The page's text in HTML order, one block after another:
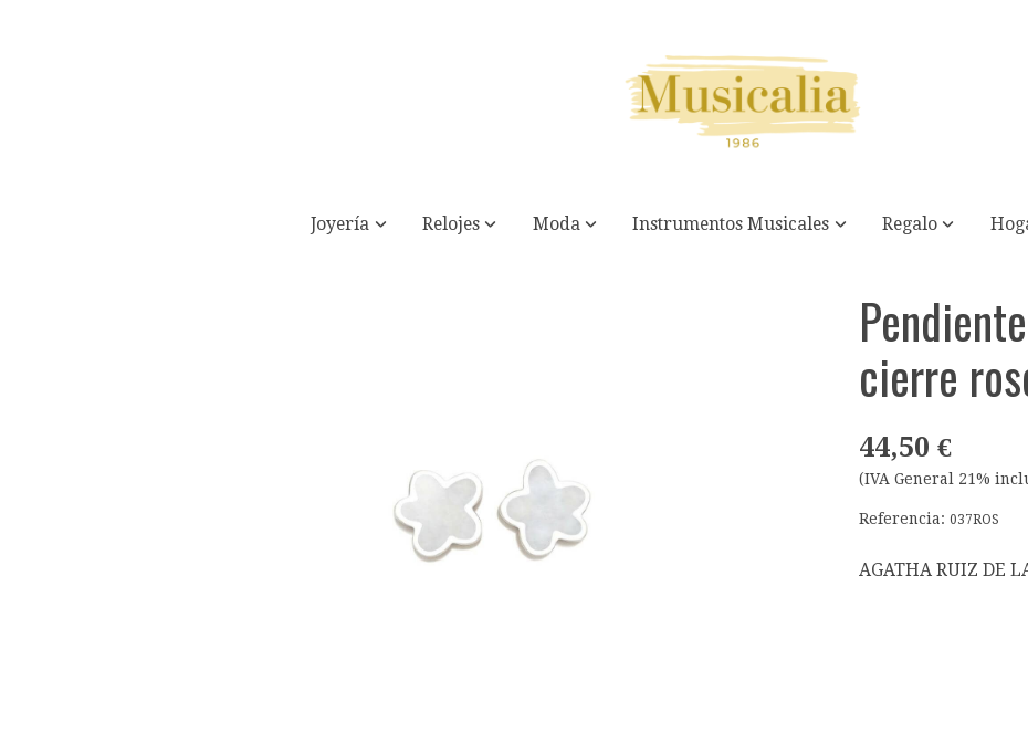
Joyería Relojes Moda Instrumentos Musicales Regalo
Pendientes flor nacar blanco cierre rosca
cierre
44,50 €
(IVA General 21%
Referencia:037ROS
AGATHA RUIZ DE